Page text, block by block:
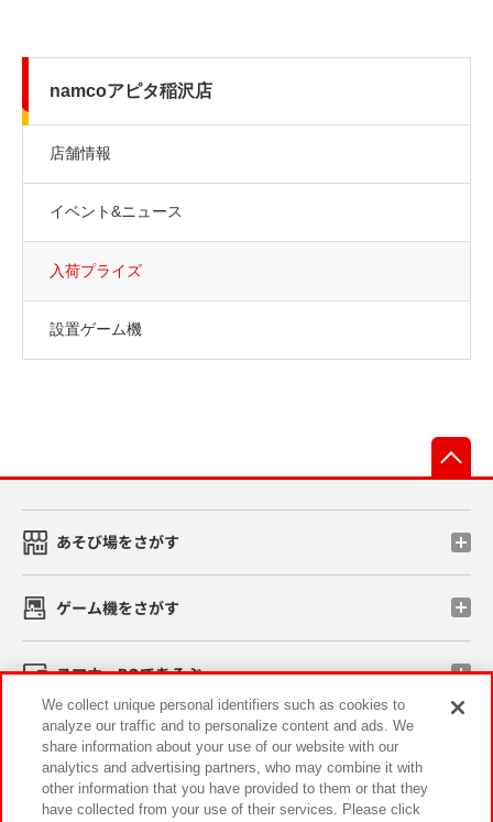
namcoアピタ稲沢店
店舗情報
イベント&ニュース
入荷プライズ
設置ゲーム機
あそび場をさがす
ゲーム機をさがす
スマホ・PCであそぶ
イベント・キャンペーン
We collect unique personal identifiers such as cookies to
analyze our traffic and to personalize content and ads. We
share information about your use of our website with our
analytics and advertising partners, who may combine it with
other information that you have provided to them or that they
have collected from your use of their services. Please click